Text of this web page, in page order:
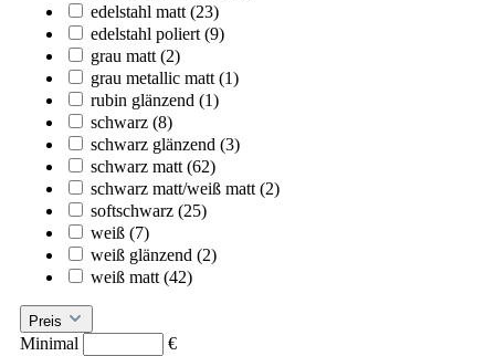
edelstahl matt (23)
edelstahl poliert (9)
grau matt (2)
grau metallic matt (1)
rubin glänzend (1)
schwarz (8)
schwarz glänzend (3)
schwarz matt (62)
schwarz matt/weiß matt (2)
softschwarz (25)
weiß (7)
weiß glänzend (2)
weiß matt (42)
Preis
Minimal
€